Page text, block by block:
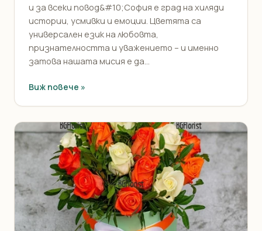
и за всеки повод&#10;София е град на хиляди
истории, усмивки и емоции. Цветята са
универсален език на любовта,
признателността и уважението – и именно
затова нашата мисия е да...
Виж повече »